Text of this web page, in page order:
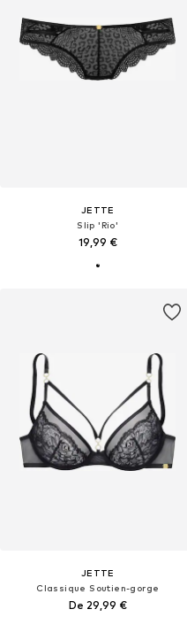
JETTE
Slip 'Rio'
19,99 €
JETTE
Classique Soutien-gorge
De 29,99 €